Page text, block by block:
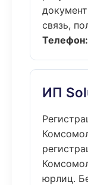
связь,
Телефон:
ИП
юрлиц.